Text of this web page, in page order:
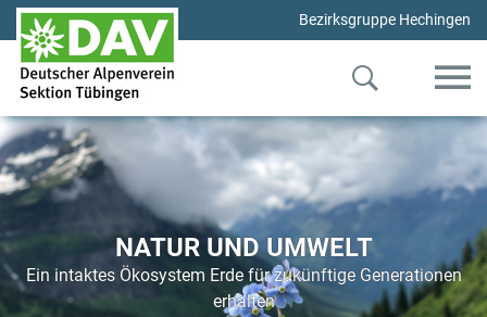
Bezirksgruppe Hechingen
NATUR UND UMWELT
Ein intaktes Ökosystem Erde für zukünftige Generationen
erhalten